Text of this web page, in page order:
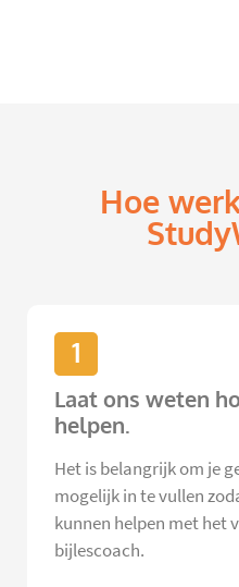
Hoe
1
Laat ons weten
helpen.
Het is belangrijk om je
mogelijk in te vullen
kunnen helpen met het
bijlescoach.